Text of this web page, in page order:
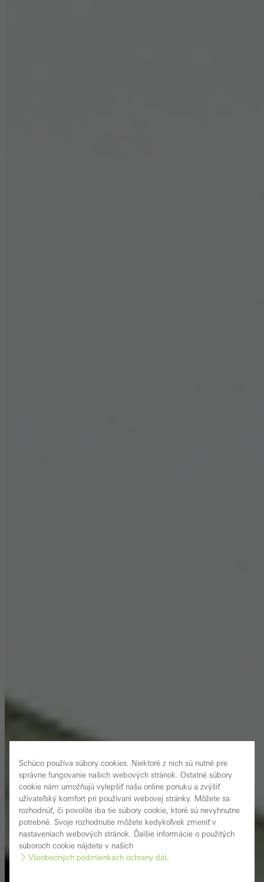
Schüco používa súbory cookies. Niektoré z nich sú nutné pre
správne fungovanie našich webových stránok. Ostatné súbory
cookie nám umožňujú vylepšiť našu online ponuku a zvýšiť
užívateľský komfort pri používaní webovej stránky. Môžete sa
rozhodnúť, či povolíte iba tie súbory cookie, ktoré sú nevyhnutne
potrebné. Svoje rozhodnutie môžete kedykoľvek zmeniť v
nastaveniach webových stránok. Ďalšie informácie o použitých
súboroch cookie nájdete v našich
Všeobecných podmienkach ochrany dát.